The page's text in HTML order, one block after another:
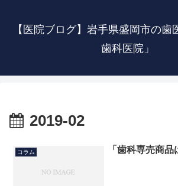
【医院ブログ】岩手県盛岡市の歯
歯科医院」
2019-02
コラム 「歯科専売商品